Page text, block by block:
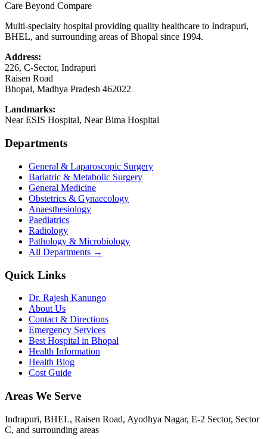
Care Beyond Compare
Multi-specialty hospital providing quality healthcare to Indrapuri,
BHEL, and surrounding areas of Bhopal since 1994.
Address:
226, C-Sector, Indrapuri
Raisen Road
Bhopal, Madhya Pradesh 462022
Landmarks:
Near ESIS Hospital, Near Bima Hospital
Departments
General & Laparoscopic Surgery
Bariatric & Metabolic Surgery
General Medicine
Obstetrics & Gynaecology
Anaesthesiology
Paediatrics
Radiology
Pathology & Microbiology
All Departments →
Quick Links
Dr. Rajesh Kanungo
About Us
Contact & Directions
Emergency Services
Best Hospital in Bhopal
Health Information
Health Blog
Cost Guide
Areas We Serve
Indrapuri, BHEL, Raisen Road, Ayodhya Nagar, E-2 Sector, Sector
C, and surrounding areas